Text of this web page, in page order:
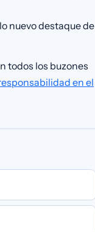
nuevo destaque de
todos los buzones
en el